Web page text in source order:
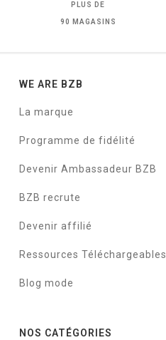
PLUS DE
90 MAGASINS
WE ARE BZB
La marque
Programme de fidélité
Devenir Ambassadeur BZB
BZB recrute
Devenir affilié
Ressources Téléchargeables
Blog mode
NOS CATÉGORIES